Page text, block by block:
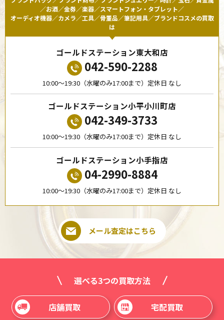
／お酒／金券／楽器／スマートフォン・タブレット／
オーディオ機器／カメラ／工具／骨董品／筆記用具／ブランドコスメの買取
は
ゴールドステーション東大和店
042-590-2288
10:00〜19:30（水曜のみ17:00まで）定休日 なし
ゴールドステーション小平小川町店
042-349-3733
10:00〜19:30（水曜のみ17:00まで）定休日 なし
ゴールドステーション小手指店
04-2990-8884
10:00〜19:30（水曜のみ17:00まで）定休日 なし
メール査定はこちら
選べる3つの買取方法
店舗買取 宅配買取